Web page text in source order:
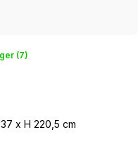
(7)
x H 220,5 cm